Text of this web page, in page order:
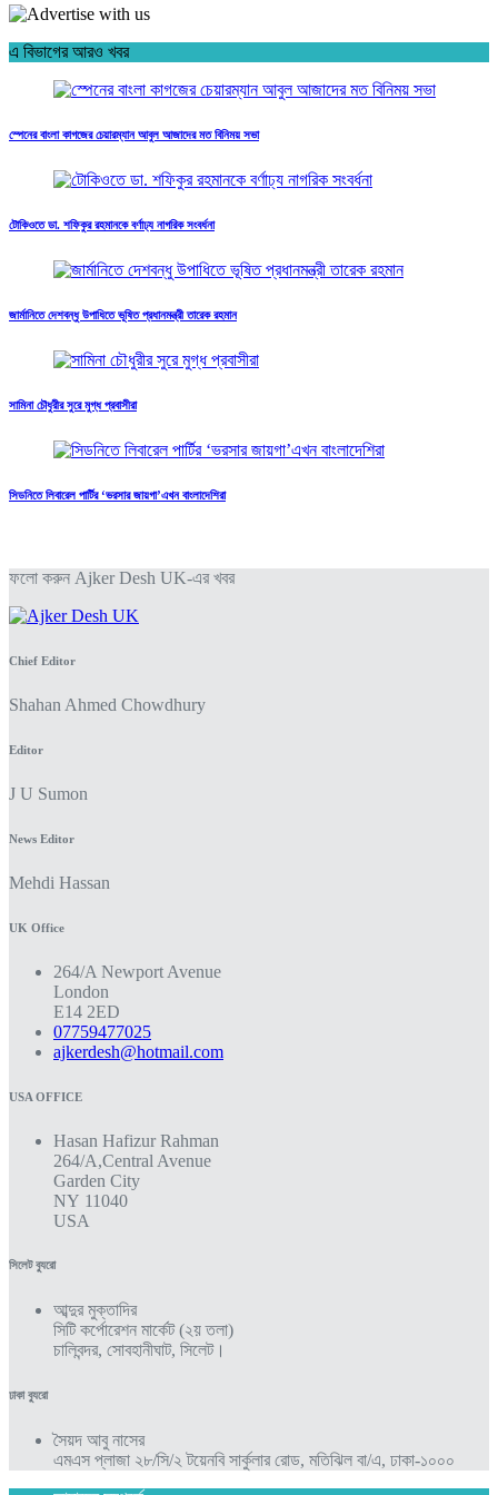
এ বিভাগের আরও খবর
স্পেনের বাংলা কাগজের চেয়ারম্যান আবুল আজাদের মত বিনিময় সভা
টোকিওতে ডা. শফিকুর রহমানকে বর্ণাঢ্য নাগরিক সংবর্ধনা
জার্মানিতে দেশবন্ধু উপাধিতে ভূষিত প্রধানমন্ত্রী তারেক রহমান
সামিনা চৌধুরীর সুরে মুগ্ধ প্রবাসীরা
সিডনিতে লিবারেল পার্টির ‘ভরসার জায়গা’এখন বাংলাদেশিরা
ফলো করুন Ajker Desh UK-এর খবর
Chief Editor
Shahan Ahmed Chowdhury
Editor
J U Sumon
News Editor
Mehdi Hassan
UK Office
264/A Newport Avenue
London
E14 2ED
07759477025
ajkerdesh@hotmail.com
USA OFFICE
Hasan Hafizur Rahman
264/A,Central Avenue
Garden City
NY 11040
USA
সিলেট ব্যুরো
আব্দুর মুক্তাদির
সিটি কর্পোরেশন মার্কেট (২য় তলা)
চালিবন্দর, সোবহানীঘাট, সিলেট।
ঢাকা ব্যুরো
সৈয়দ আবু নাসের
এমএস প্লাজা ২৮/সি/২ টয়েনবি সার্কুলার রোড, মতিঝিল বা/এ, ঢাকা-১০০০